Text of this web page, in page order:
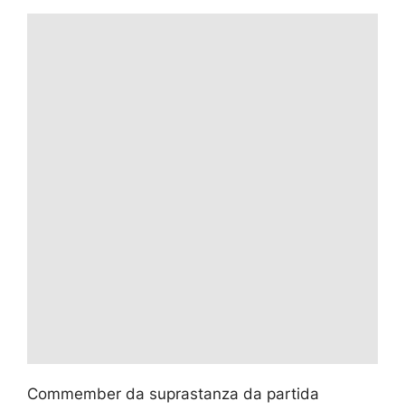
Commember da suprastanza da partida